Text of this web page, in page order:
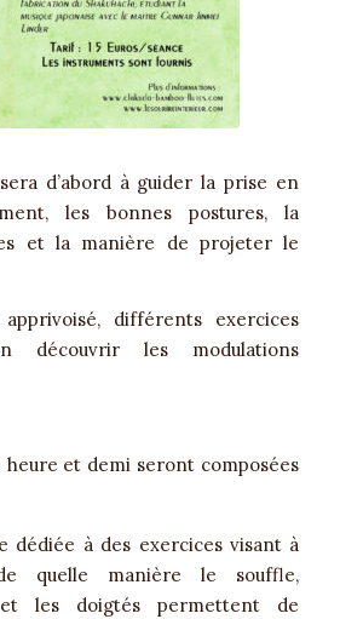
d’abord à guider la prise en
les bonnes postures, la
et la manière de projeter le
différents exercices
découvrir les modulations
heure et demi seront composées
dédiée à des exercices visant à
quelle manière le souffle,
et les doigtés permettent de